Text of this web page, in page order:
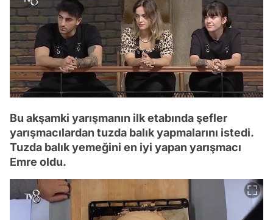
Bu akşamki yarışmanın ilk etabında şefler
yarışmacılardan tuzda balık yapmalarını istedi.
Tuzda balık yemeğini en iyi yapan yarışmacı
Emre oldu.